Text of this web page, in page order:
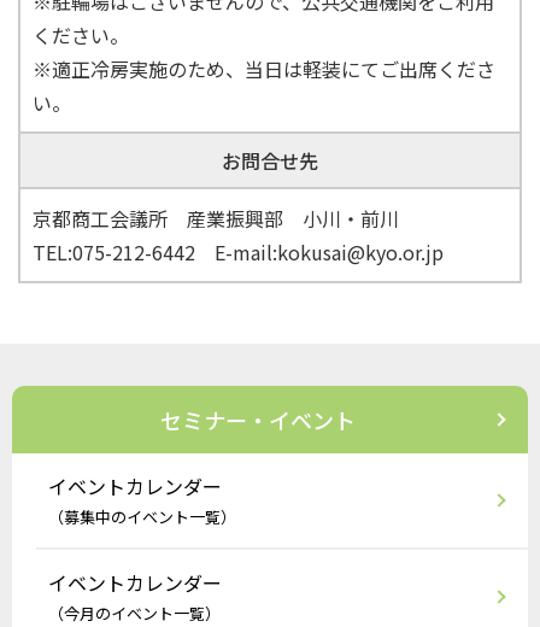
ください。
※適正冷房実施のため、当日は軽装にてご出席くださ
い。
お問合せ先
京都商工会議所 産業振興部 小川・前川
TEL:075-212-6442 E-mail:kokusai@kyo.or.jp
セミナー・イベント
イベントカレンダー
（募集中のイベント一覧）
イベントカレンダー
（今月のイベント一覧）